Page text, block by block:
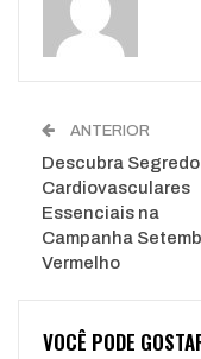
ANTERIOR
Descubra
Cardiovasculares
Essenciais na
Campanha
Vermelho
VOCÊ PODE